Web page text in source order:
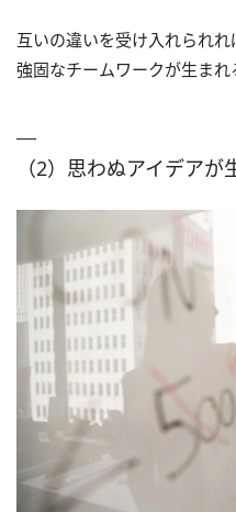
互いの違いを受け入れられ
強固なチームワークが生まれ
（2）思わぬアイデアが